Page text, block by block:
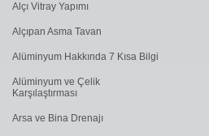
Alçı Vitray Yapımı
Alçıpan Asma Tavan
Alüminyum Hakkında 7 Kısa Bilgi
Alüminyum ve Çelik
Karşılaştırması
Arsa ve Bina Drenajı